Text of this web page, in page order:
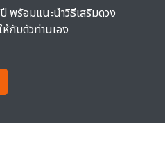
พร้อมแนะนำวิธีเสริมดวง
กับตัวท่านเอง